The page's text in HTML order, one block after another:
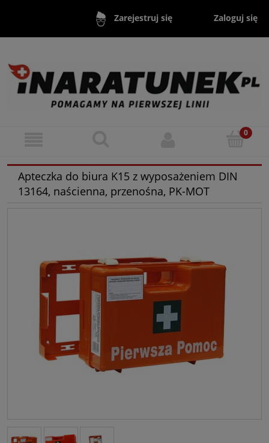
Zarejestruj się Zaloguj się
Apteczka do biura K15 z wyposażeniem DIN
13164, naścienna, przenośna, PK-MOT